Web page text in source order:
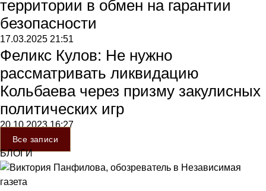
территории в обмен на гарантии
безопасности
17.03.2025 21:51
Феликс Кулов: Не нужно
рассматривать ликвидацию
Кольбаева через призму закулисных
политических игр
20.10.202316:27
Все записи
БЛОГИ